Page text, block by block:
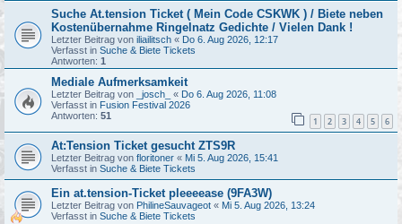
Suche At.tension Ticket ( Mein Code CSKWK ) / Biete neben
Kostenübernahme Ringelnatz Gedichte / Vielen Dank !
Letzter Beitrag von iliailitsch « Do 6. Aug 2026, 12:17
Verfasst in Suche & Biete Tickets
Antworten: 1
Mediale Aufmerksamkeit
Letzter Beitrag von _josch_ « Do 6. Aug 2026, 11:08
Verfasst in Fusion Festival 2026
Antworten: 51 1 2 3 4 5 6
At:Tension Ticket gesucht ZTS9R
Letzter Beitrag von floritoner « Mi 5. Aug 2026, 15:41
Verfasst in Suche & Biete Tickets
Ein at.tension-Ticket pleeeease (9FA3W)
Letzter Beitrag von PhilineSauvageot « Mi 5. Aug 2026, 13:24
Verfasst in Suche & Biete Tickets